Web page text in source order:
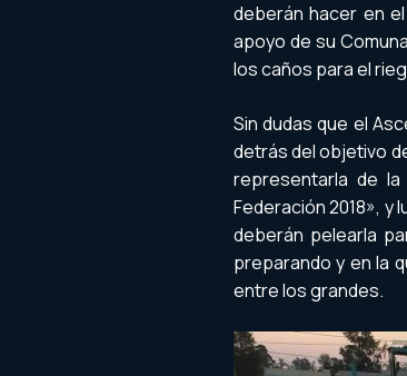
deberán hacer en
apoyo de su
los caños para el
Sin dudas que el
detrás del objetivo
representarla de
Federación 2018», y
deberán pelearla
preparando y en la
entre los grandes.